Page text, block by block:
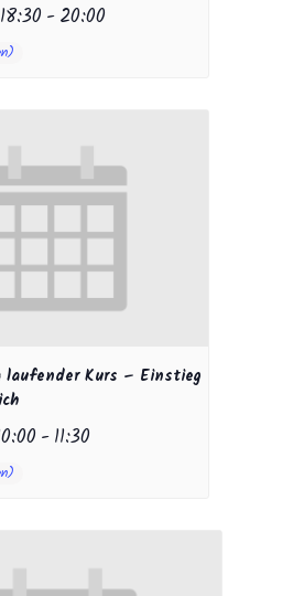
-20:00
laufender Kurs – Einstieg
-11:30